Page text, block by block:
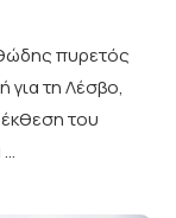
πυρετός
για τη Λέσβο,
του
…